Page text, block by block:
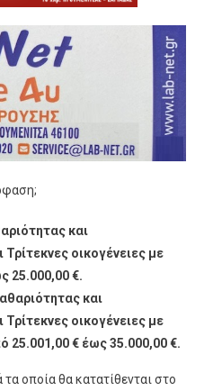
και
οικογένειες με
25.000,00 €.
και
οικογένειες με
25.001,00 € έως 35.000,00 €.
οποία θα κατατίθενται στο